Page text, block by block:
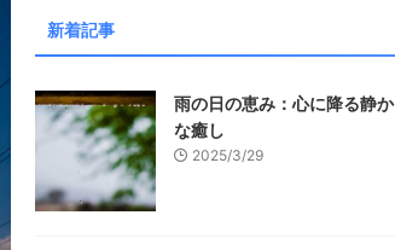
新着記事
雨の日の恵み：心に降る静か
な癒し
2025/3/29